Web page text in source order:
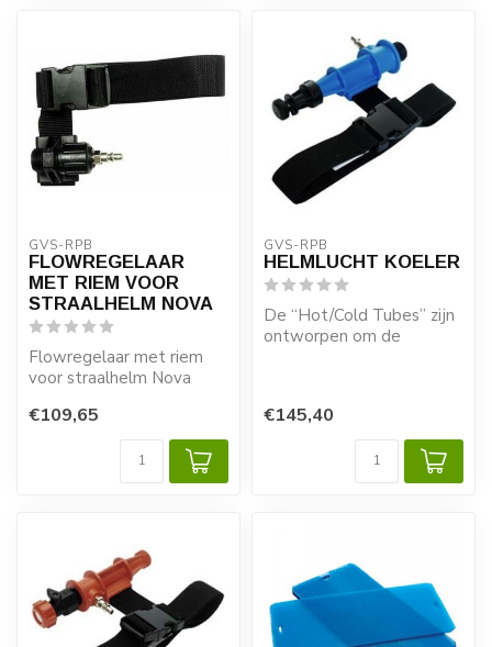
GVS-RPB
FLOWREGELAAR
MET RIEM VOOR
STRAALHELM NOVA
Flowregelaar met riem
voor straalhelm Nova
€109,65
GVS-RPB
HELMLUCHT KOELER
De “Hot/Cold Tubes” zijn
ontworpen om de
€145,40